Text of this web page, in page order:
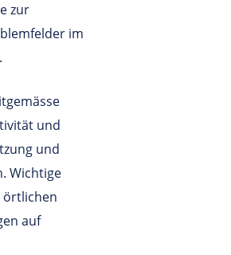
zur
im
und
und
Wichtige
örtlichen
auf